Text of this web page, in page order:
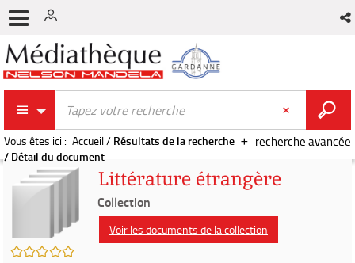
recherche avancée
Vous êtes ici : Accueil/ Résultats de la recherche
/ Détail du document
/5
Littérature étrangère
Collection
Voir les documents de la collection